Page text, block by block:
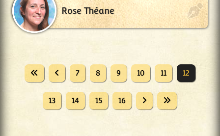
Rose Théane
7 8 9 10 11 12
13 14 15 16